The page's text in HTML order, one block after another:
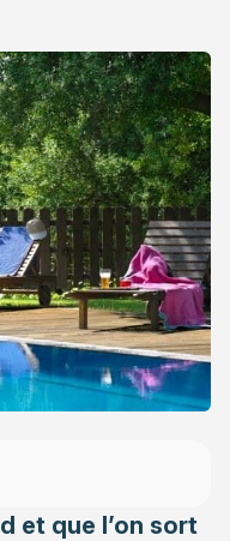
et que l’on sort
solaire ?
ça coûte ?